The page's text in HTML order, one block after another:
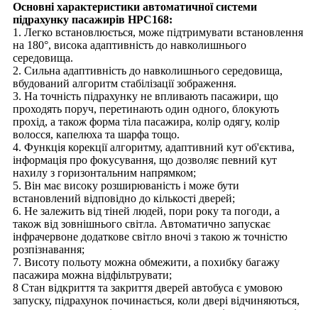
Основні характеристики автоматичної системи
підрахунку пасажирів HPC168:
1. Легко встановлюється, може підтримувати встановлення
на 180°, висока адаптивність до навколишнього
середовища.
2. Сильна адаптивність до навколишнього середовища,
вбудований алгоритм стабілізації зображення.
3. На точність підрахунку не впливають пасажири, що
проходять поруч, перетинають один одного, блокують
прохід, а також форма тіла пасажира, колір одягу, колір
волосся, капелюха та шарфа тощо.
4. Функція корекції алгоритму, адаптивний кут об'єктива,
інформація про фокусування, що дозволяє певний кут
нахилу з горизонтальним напрямком;
5. Він має високу розширюваність і може бути
встановлений відповідно до кількості дверей;
6. Не залежить від тіней людей, пори року та погоди, а
також від зовнішнього світла. Автоматично запускає
інфрачервоне додаткове світло вночі з такою ж точністю
розпізнавання;
7. Висоту польоту можна обмежити, а похибку багажу
пасажира можна відфільтрувати;
8 Стан відкриття та закриття дверей автобуса є умовою
запуску, підрахунок починається, коли двері відчиняються,